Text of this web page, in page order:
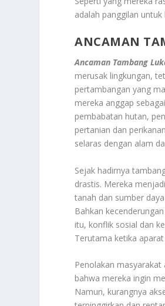
adalah panggilan
ANCAMAN
Ancaman Tambang
merusak lingkungan,
pertambangan yang
mereka anggap
pembabatan hutan,
pertanian dan
selaras dengan alam
Sejak hadirnya
drastis. Mereka
tanah dan sumber
Bahkan
itu, konflik sosial dan
Terutama ketika
Penolakan
bahwa mereka ingin
Namun, kurangnya